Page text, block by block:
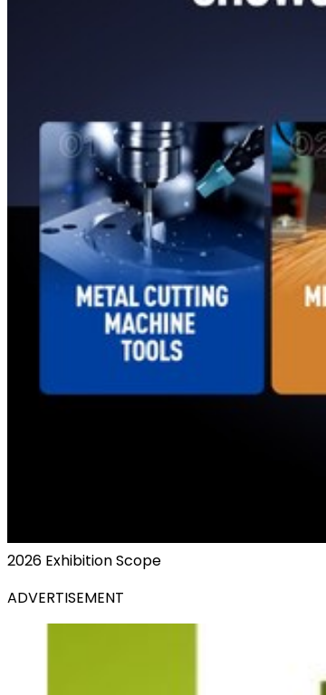
2026 Exhibition Scope
ADVERTISEMENT